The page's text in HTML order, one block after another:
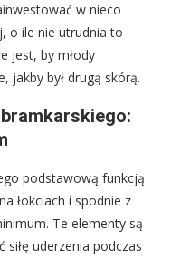
w nieco
o ile nie utrudnia to
jest, by młody
jakby był drugą skórą.
podstawową funkcją
łokciach i spodnie z
Te elementy są
uderzenia podczas